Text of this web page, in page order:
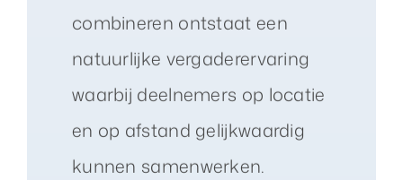
combineren ontstaat een
natuurlijke vergaderervaring
waarbij deelnemers op locatie
en op afstand gelijkwaardig
kunnen samenwerken.